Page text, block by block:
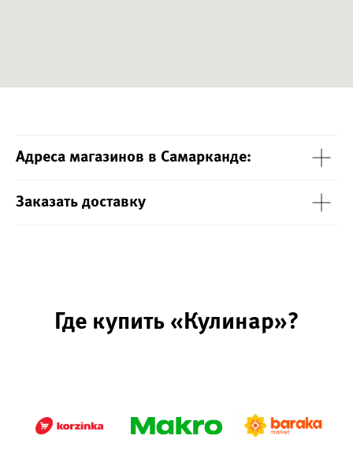
Адреса магазинов в Самарканде:
Заказать доставку
Где купить «Кулинар»?